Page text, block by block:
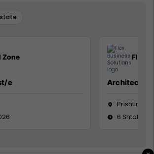
Zone
e
Flex
Architect
Prishtinë
6 Shtator